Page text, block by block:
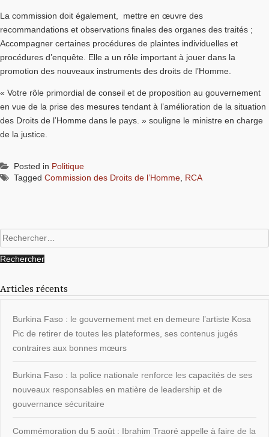
La commission doit également, mettre en œuvre des
recommandations et observations finales des organes des traités ;
Accompagner certaines procédures de plaintes individuelles et
procédures d’enquête. Elle a un rôle important à jouer dans la
promotion des nouveaux instruments des droits de l’Homme.
« Votre rôle primordial de conseil et de proposition au gouvernement
en vue de la prise des mesures tendant à l’amélioration de la situation
des Droits de l’Homme dans le pays. » souligne le ministre en charge
de la justice.
Posted in Politique
Tagged Commission des Droits de l’Homme, RCA
Rechercher :
Articles récents
Burkina Faso : le gouvernement met en demeure l’artiste Kosa
Pic de retirer de toutes les plateformes, ses contenus jugés
contraires aux bonnes mœurs
Burkina Faso : la police nationale renforce les capacités de ses
nouveaux responsables en matière de leadership et de
gouvernance sécuritaire
Commémoration du 5 août : Ibrahim Traoré appelle à faire de la